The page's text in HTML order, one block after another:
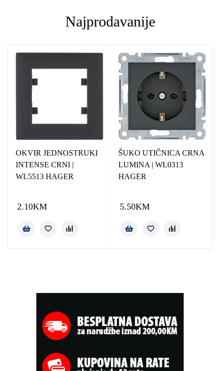
Najprodavanije
OKVIR JEDNOSTRUKI
INTENSE CRNI |
WL5513 HAGER
2.10KM
ŠUKO UTIČNICA CRNA
LUMINA | WL0313
HAGER
5.50KM